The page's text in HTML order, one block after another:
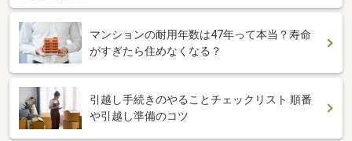
マンションの耐用年数は47年って本当？寿命
がすぎたら住めなくなる？
引越し手続きのやることチェックリスト 順番
や引越し準備のコツ